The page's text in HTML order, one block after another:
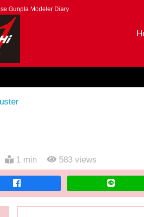
Gunpla Modeler Diary
1 min 583 views